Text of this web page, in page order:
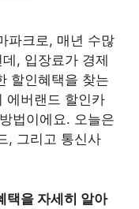
파크로, 매년 수많
, 입장료가 경제
할인혜택을 찾는
에버랜드 할인카
법이에요. 오늘은
, 그리고 통신사
택을 자세히 알아